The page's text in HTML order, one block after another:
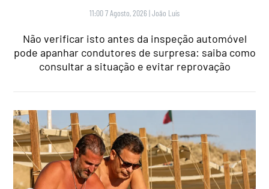
11:00 7 Agosto, 2026 |João Luís
Não verificar isto antes da inspeção automóvel
pode apanhar condutores de surpresa: saiba como
consultar a situação e evitar reprovação